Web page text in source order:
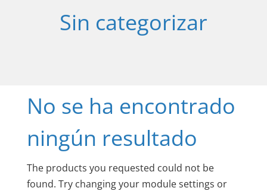
Sin categorizar
No se ha encontrado
ningún resultado
The products you requested could not be
found. Try changing your module settings or